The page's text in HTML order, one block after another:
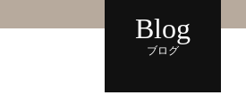
Blog
ブログ